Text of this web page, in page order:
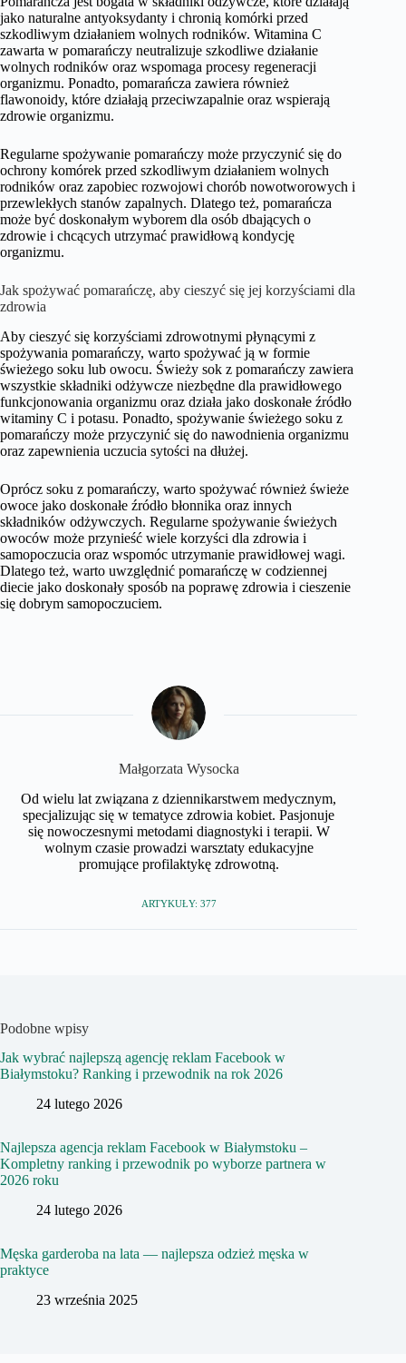
jako naturalne antyoksydanty i chronią komórki przed
szkodliwym działaniem wolnych rodników. Witamina C
zawarta w pomarańczy neutralizuje szkodliwe działanie
wolnych rodników oraz wspomaga procesy regeneracji
organizmu. Ponadto, pomarańcza zawiera również
flawonoidy, które działają przeciwzapalnie oraz wspierają
zdrowie organizmu.
Regularne spożywanie pomarańczy może przyczynić się do
ochrony komórek przed szkodliwym działaniem wolnych
rodników oraz zapobiec rozwojowi chorób nowotworowych i
przewlekłych stanów zapalnych. Dlatego też, pomarańcza
może być doskonałym wyborem dla osób dbających o
zdrowie i chcących utrzymać prawidłową kondycję
organizmu.
Jak spożywać pomarańczę, aby cieszyć się jej korzyściami dla
zdrowia
Aby cieszyć się korzyściami zdrowotnymi płynącymi z
spożywania pomarańczy, warto spożywać ją w formie
świeżego soku lub owocu. Świeży sok z pomarańczy zawiera
wszystkie składniki odżywcze niezbędne dla prawidłowego
funkcjonowania organizmu oraz działa jako doskonałe źródło
witaminy C i potasu. Ponadto, spożywanie świeżego soku z
pomarańczy może przyczynić się do nawodnienia organizmu
oraz zapewnienia uczucia sytości na dłużej.
Oprócz soku z pomarańczy, warto spożywać również świeże
owoce jako doskonałe źródło błonnika oraz innych
składników odżywczych. Regularne spożywanie świeżych
owoców może przynieść wiele korzyści dla zdrowia i
samopoczucia oraz wspomóc utrzymanie prawidłowej wagi.
Dlatego też, warto uwzględnić pomarańczę w codziennej
diecie jako doskonały sposób na poprawę zdrowia i cieszenie
się dobrym samopoczuciem.
Małgorzata Wysocka
Od wielu lat związana z dziennikarstwem medycznym,
specjalizując się w tematyce zdrowia kobiet. Pasjonuje
się nowoczesnymi metodami diagnostyki i terapii. W
wolnym czasie prowadzi warsztaty edukacyjne
promujące profilaktykę zdrowotną.
ARTYKUŁY: 377
Podobne wpisy
Jak wybrać najlepszą agencję reklam Facebook w
Białymstoku? Ranking i przewodnik na rok 2026
24 lutego 2026
Najlepsza agencja reklam Facebook w Białymstoku –
Kompletny ranking i przewodnik po wyborze partnera w
2026 roku
24 lutego 2026
Męska garderoba na lata — najlepsza odzież męska w
praktyce
23 września 2025